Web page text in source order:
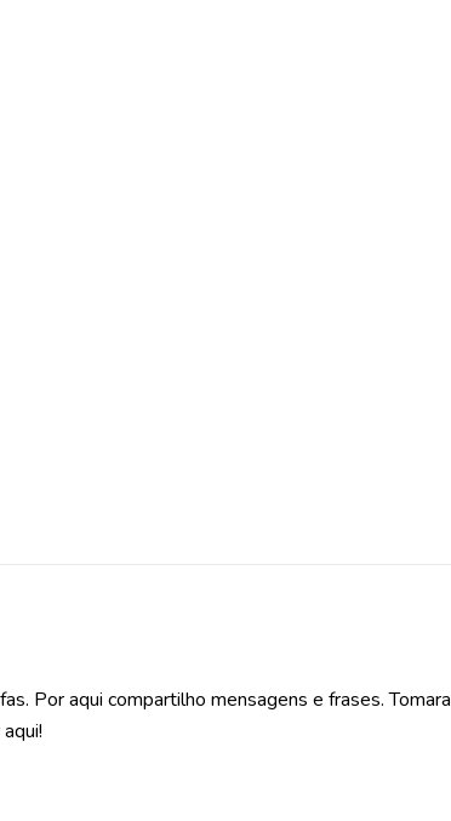
Por aqui compartilho mensagens e frases. Tomara